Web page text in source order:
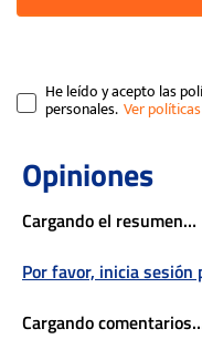
He leído y acepto las
personales.
Cargando el resumen…
Por favor, inicia
Cargando